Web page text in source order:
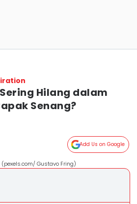
Hilang dalam
Senang?
Add Us on Google
Gustavo Fring)